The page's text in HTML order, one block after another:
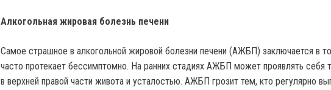
Алкогольная жировая болезнь печени
Самое страшное в алкогольной жировой болезни печени (АЖБП) заключается в
часто протекает бессимптомно. На ранних стадиях АЖБП может проявлять себя
в верхней правой части живота и усталостью. АЖБП грозит тем, кто регулярно